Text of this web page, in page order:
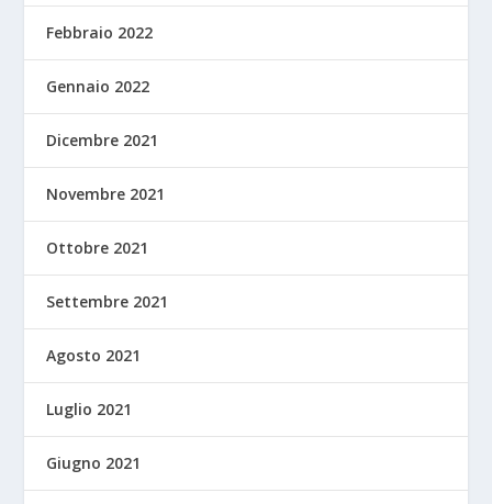
Febbraio 2022
Gennaio 2022
Dicembre 2021
Novembre 2021
Ottobre 2021
Settembre 2021
Agosto 2021
Luglio 2021
Giugno 2021